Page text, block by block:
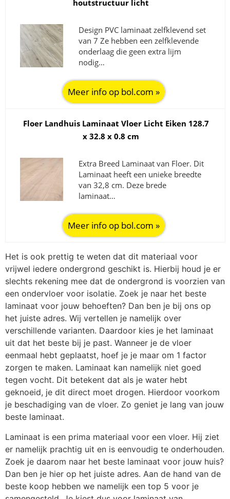
houtstructuur licht
Design PVC laminaat zelfklevend set
van 7 Ze hebben een zelfklevende
onderlaag die geen extra lijm
nodig…
Meer info op bol.com »
Floer Landhuis Laminaat Vloer Licht Eiken 128.7
x 32.8 x 0.8 cm
Extra Breed Laminaat van Floer. Dit
Laminaat heeft een unieke breedte
van 32,8 cm. Deze brede
laminaat…
Meer info op bol.com »
Het is ook prettig te weten dat dit materiaal voor
vrijwel iedere ondergrond geschikt is. Hierbij houd je er
slechts rekening mee dat de ondergrond is voorzien van
een ondervloer voor isolatie. Zoek je naar het beste
laminaat voor jouw behoeften? Dan ben je bij ons op
het juiste adres. Wij vertellen je namelijk over
verschillende varianten. Daardoor kies je het laminaat
uit dat het beste bij je past. Wanneer je de vloer
eenmaal hebt geplaatst, hoef je je maar om 1 factor
zorgen te maken. Laminaat kan namelijk niet goed
tegen vocht. Dit betekent dat als je water hebt
geknoeid, je dit direct moet drogen. Hierdoor voorkom
je beschadiging van de vloer. Zo geniet je lang van jouw
beste laminaat.
Laminaat is een prima materiaal voor een vloer. Hij ziet
er namelijk prachtig uit en is eenvoudig te onderhouden.
Zoek je daarom naar het beste laminaat voor jouw huis?
Dan ben je hier op het juiste adres. Aan de hand van de
beste koop hebben we namelijk een top 5 voor je